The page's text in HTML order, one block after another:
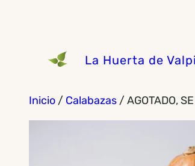
contenido
La Huerta de
Inicio / Calabazas / AGOTADO,